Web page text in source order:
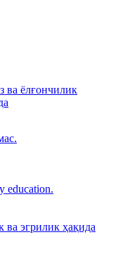
ва ёлғончилик
education.
ва эгрилик ҳақида